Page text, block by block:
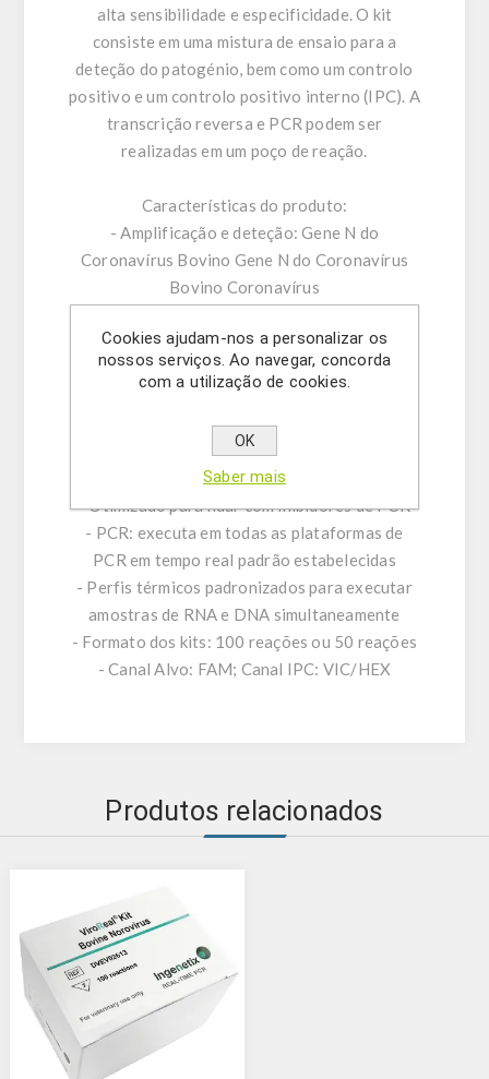
alta sensibilidade e especificidade. O kit
consiste em uma mistura de ensaio para a
deteção do patogénio, bem como um controlo
positivo e um controlo positivo interno (IPC). A
transcrição reversa e PCR podem ser
realizadas em um poço de reação.
Características do produto:
- Amplificação e deteção: Gene N do
Coronavírus Bovino Gene N do Coronavírus
Bovino Coronavírus
termoestável (M-MLV)
- Contem inibidor de RNase para bloquear a
degradação do RNA
- Corante -ROX ™ como referência passiva
- Controlo positivo interno (IPC) para excluir
resultados falso-negativos
- Otimizado para lidar com inibidores de PCR
- PCR: executa em todas as plataformas de
PCR em tempo real padrão estabelecidas
- Perfis térmicos padronizados para executar
amostras de RNA e DNA simultaneamente
- Formato dos kits: 100 reações ou 50 reações
- Canal Alvo: FAM; Canal IPC: VIC/HEX
Produtos relacionados
Cookies ajudam-nos a personalizar os
nossos serviços. Ao navegar, concorda
com a utilização de cookies.
OK
Saber mais